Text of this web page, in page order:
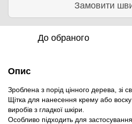
Замовити
До обраного
Опис
Зроблена з порід цінного дерева, зі
Щітка для нанесення крему або
виробів з гладкої шкіри.
Особливо підходить для